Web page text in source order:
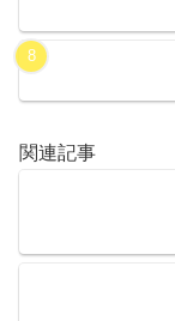
関連記事